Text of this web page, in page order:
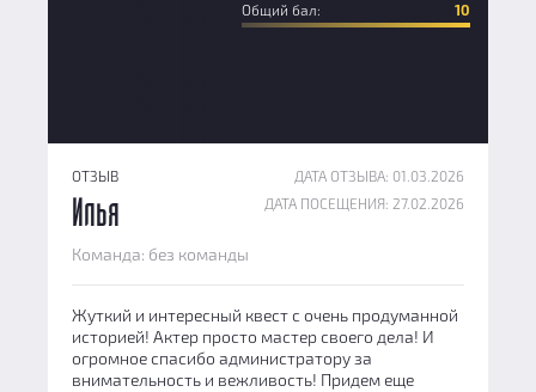
Общий бал: 10
ОТЗЫВ
ДАТА ОТЗЫВА: 01.03.2026
ДАТА ПОСЕЩЕНИЯ: 27.02.2026
Илья
Команда: без команды
Жуткий и интересный квест с очень продуманной
историей! Актер просто мастер своего дела! И
огромное спасибо администратору за
внимательность и вежливость! Придем еще